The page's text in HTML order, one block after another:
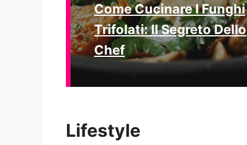
Come Cucinare I Funghi
Trifolati: Il Segreto Dello
Chef
Lifestyle